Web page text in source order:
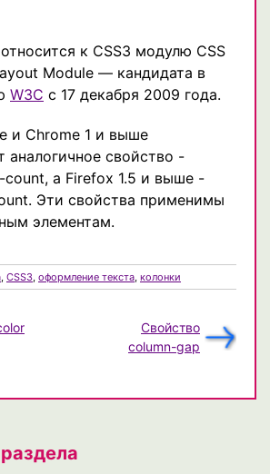
к CSS3 модулю CSS
Module — кандидата в
W3C с 17 декабря 2009 года.
и Chrome 1 и выше
аналогичное свойство -
а Firefox 1.5 и выше -
Эти свойства применимы
элементам.
, CSS3, оформление текста, колонки
Свойство
column-gap